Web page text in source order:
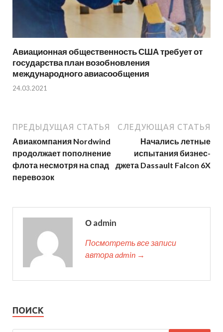
Авиационная общественность США требует от
государства план возобновления
международного авиасообщения
24.03.2021
ПРЕДЫДУЩАЯ СТАТЬЯ
Авиакомпания Nordwind
продолжает пополнение
флота несмотря на спад
перевозок
СЛЕДУЮЩАЯ СТАТЬЯ
Начались летные
испытания бизнес-
джета Dassault Falcon 6X
О admin
Посмотреть все записи
автора admin →
ПОИСК